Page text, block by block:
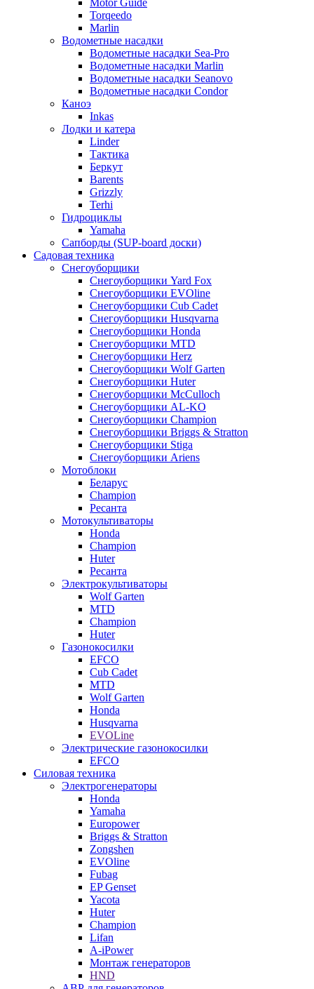
Motor Guide
Torqeedo
Marlin
Водометные насадки
Водометные насадки Sea-Pro
Водометные насадки Marlin
Водометные насадки Seanovo
Водометные насадки Condor
Каноэ
Inkas
Лодки и катера
Linder
Тактика
Беркут
Barents
Grizzly
Terhi
Гидроциклы
Yamaha
Сапборды (SUP-board доски)
Садовая техника
Снегоуборщики
Снегоуборщики Yard Fox
Снегоуборщики EVOline
Снегоуборщики Cub Cadet
Снегоуборщики Husqvarna
Снегоуборщики Honda
Снегоуборщики MTD
Снегоуборщики Herz
Снегоуборщики Wolf Garten
Снегоуборщики Huter
Снегоуборщики McCulloch
Снегоуборщики AL-KO
Снегоуборщики Champion
Снегоуборщики Briggs & Stratton
Снегоуборщики Stiga
Снегоуборщики Ariens
Мотоблоки
Беларус
Champion
Ресанта
Мотокультиваторы
Honda
Champion
Huter
Ресанта
Электрокультиваторы
Wolf Garten
MTD
Champion
Huter
Газонокосилки
EFCO
Cub Cadet
MTD
Wolf Garten
Honda
Husqvarna
EVOLine
Электрические газонокосилки
EFCO
Силовая техника
Электрогенераторы
Honda
Yamaha
Europower
Briggs & Stratton
Zongshen
EVOline
Fubag
EP Genset
Yacota
Huter
Champion
Lifan
A-iPower
Монтаж генераторов
HND